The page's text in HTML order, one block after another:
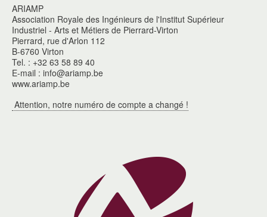
ARIAMP
Association Royale des Ingénieurs de l'Institut Supérieur
Industriel - Arts et Métiers de Pierrard-Virton
Pierrard, rue d'Arlon 112
B-6760 Virton
Tel. : +32 63 58 89 40
E-mail : info@ariamp.be
www.ariamp.be
Attention, notre numéro de compte a changé !